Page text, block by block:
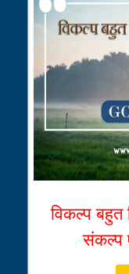
विकल्प बहुत
संकल्प